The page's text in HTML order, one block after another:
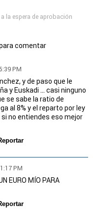
la espera de aprobación
comentar
PM
y de paso que le
y Euskadi ... casi ninguno
se sabe la ratio de
al 8% y el reparto por ley
no entiendes eso mejor
PM
EURO MÍO PARA